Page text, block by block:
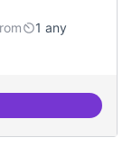
1 any
expressi i